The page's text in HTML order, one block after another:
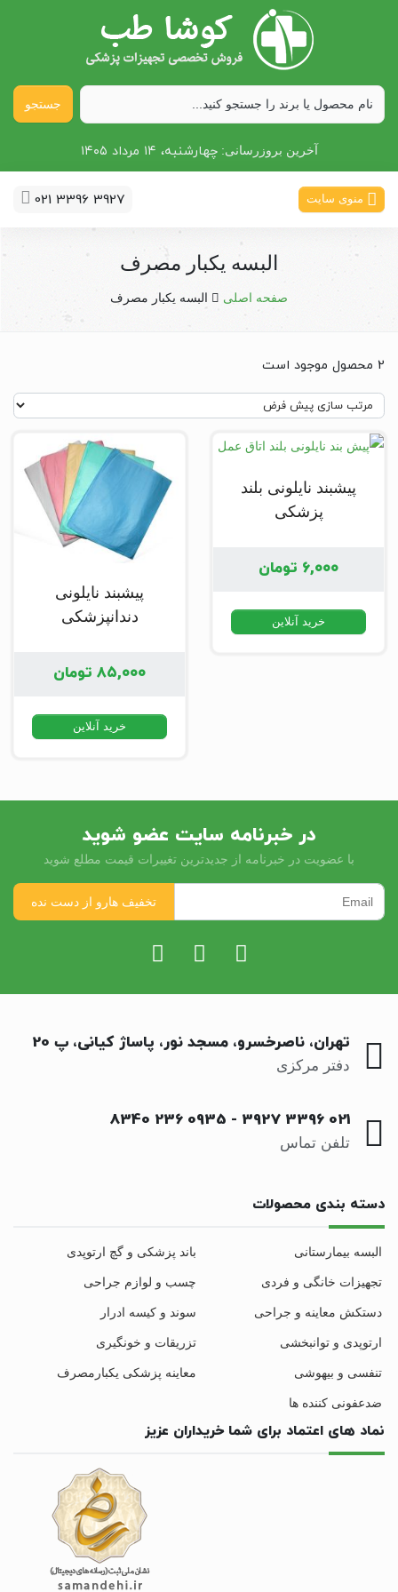
جستجو
آخرین بروزرسانی: چهارشنبه، ۱۴ مرداد ۱۴۰۵
منوی سایت 021 3396 3927
البسه یکبار مصرف
صفحه اصلی البسه یکبار مصرف
2 محصول موجود است
پیشبند نایلونی بلند
پزشکی
۶,۰۰۰ تومان
خرید آنلاین
پیشبند نایلونی
دندانپزشکی
۸۵,۰۰۰ تومان
خرید آنلاین
در خبرنامه سایت عضو شوید
با عضویت در خبرنامه از جدیدترین تغییرات قیمت مطلع شوید
تهران، ناصرخسرو، مسجد نور، پاساژ کیانی، پ 20
دفتر مرکزی
021 3396 3927
-
0935 236 8340
تلفن تماس
دسته بندی محصولات
البسه بیمارستانی باند پزشکی و گچ ارتوپدی
تجهیزات خانگی و فردی چسب و لوازم جراحی
دستکش معاینه و جراحی سوند و کیسه ادرار
ارتوپدی و توانبخشی تزریقات و خونگیری
تنفسی و بیهوشی معاینه پزشکی یکبارمصرف
ضدعفونی کننده ها
نماد های اعتماد برای شما خریداران عزیز